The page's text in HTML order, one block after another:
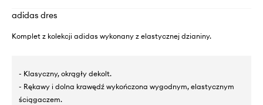
adidas dres
Komplet z kolekcji adidas wykonany z elastycznej dzianiny.
- Klasyczny, okrągły dekolt.
- Rękawy i dolna krawędź wykończona wygodnym, elastycznym
ściągaczem.